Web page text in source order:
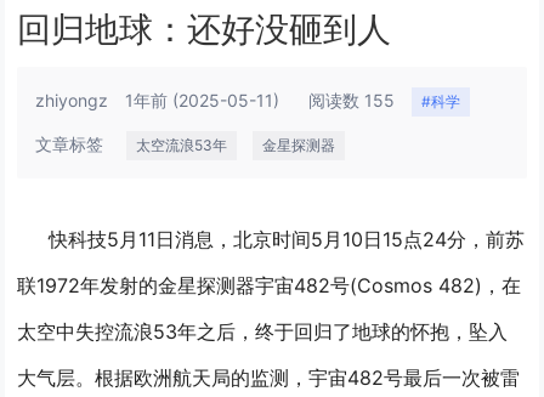
回归地球：还好没砸到人
zhiyongz 1年前 (2025-05-11) 阅读数 155 #科学
文章标签 太空流浪53年 金星探测器
快科技5月11日消息，北京时间5月10日15点24分，前苏
联1972年发射的金星探测器宇宙482号(Cosmos 482)，在
太空中失控流浪53年之后，终于回归了地球的怀抱，坠入
大气层。根据欧洲航天局的监测，宇宙482号最后一次被雷